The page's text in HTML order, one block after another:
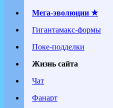
Мега-эволюции ★
Гигантамакс-формы
Поке-подделки
Жизнь сайта
Чат
Фанарт